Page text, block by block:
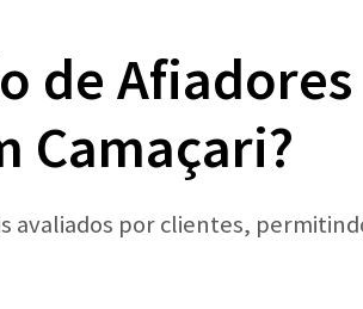
de
Camaçari?
avaliados por clientes,